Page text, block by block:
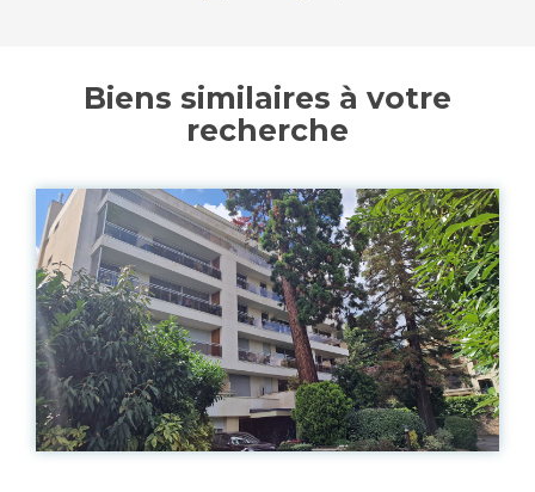
Biens similaires à votre
recherche